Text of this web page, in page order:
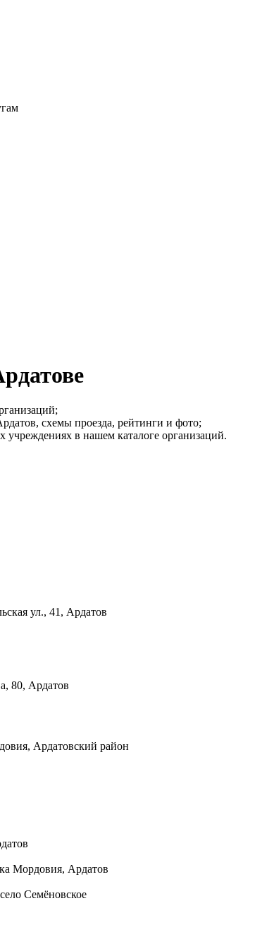
схемы проезда, рейтинги и фото;
в нашем каталоге организаций.
ул., 41, Ардатов
80, Ардатов
Ардатовский район
Мордовия, Ардатов
Семёновское